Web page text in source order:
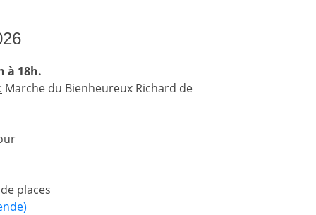
à 18h.
Marche du Bienheureux Richard de
places